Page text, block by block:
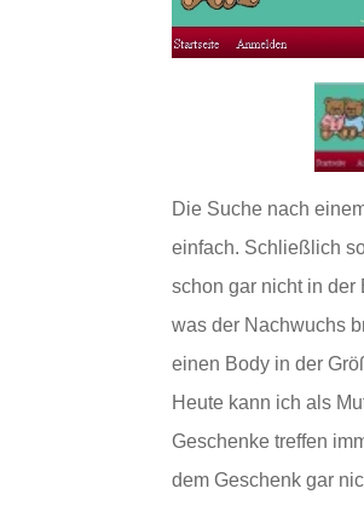
Die Suche nach
einfach. Schließlich
schon gar nicht in der
was der Nachwuchs
einen Body in der
Heute kann ich als
Geschenke treffen
dem Geschenk gar